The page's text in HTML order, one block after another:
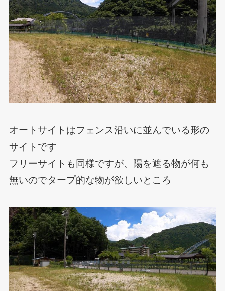
オートサイトはフェンス沿いに並んでいる形の
サイトです
フリーサイトも同様ですが、陽を遮る物が何も
無いのでタープ的な物が欲しいところ